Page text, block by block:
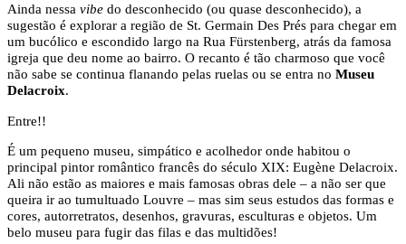
Ainda nessa vibe do desconhecido (ou quase desconhecido), a
sugestão é explorar a região de St. Germain Des Prés para chegar em
um bucólico e escondido largo na Rua Fürstenberg, atrás da famosa
igreja que deu nome ao bairro. O recanto é tão charmoso que você
não sabe se continua flanando pelas ruelas ou se entra no Museu
Delacroix.
Entre!!
É um pequeno museu, simpático e acolhedor onde habitou o
principal pintor romântico francês do século XIX: Eugène Delacroix.
Ali não estão as maiores e mais famosas obras dele – a não ser que
queira ir ao tumultuado Louvre – mas sim seus estudos das formas e
cores, autorretratos, desenhos, gravuras, esculturas e objetos. Um
belo museu para fugir das filas e das multidões!